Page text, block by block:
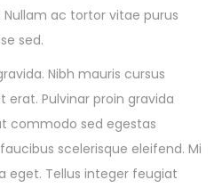
ac tortor vitae purus
sed.
Nibh mauris cursus
Pulvinar proin gravida
commodo sed egestas
scelerisque eleifend. Mi
eget. Tellus integer feugiat